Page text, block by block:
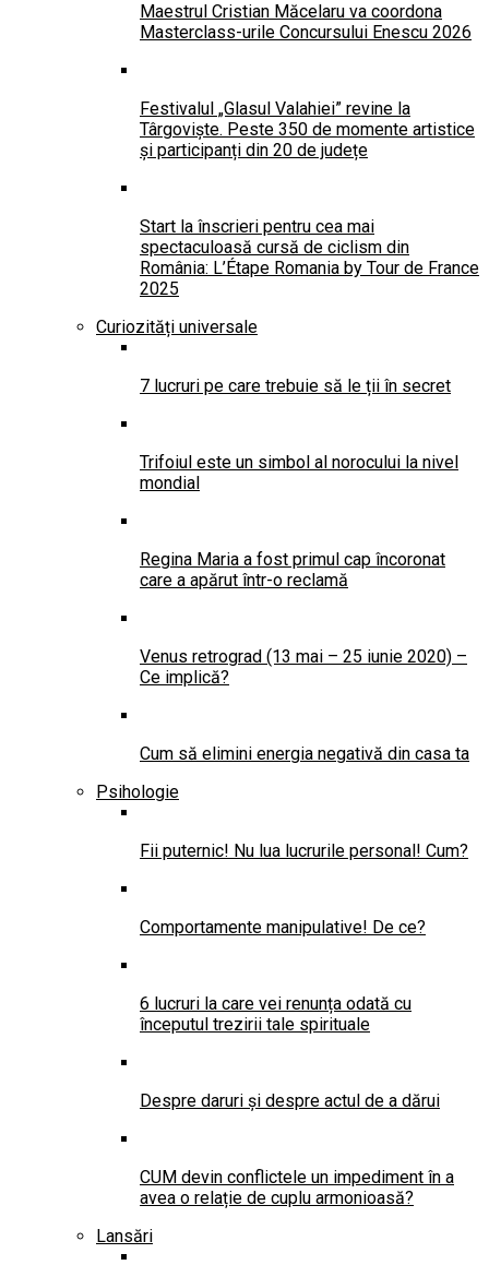
Maestrul Cristian Măcelaru va coordona
Masterclass-urile Concursului Enescu 2026
Festivalul „Glasul Valahiei” revine la
Târgoviște. Peste 350 de momente artistice
și participanți din 20 de județe
Start la înscrieri pentru cea mai
spectaculoasă cursă de ciclism din
România: L’Étape Romania by Tour de France
2025
Curiozități universale
7 lucruri pe care trebuie să le ții în secret
Trifoiul este un simbol al norocului la nivel
mondial
Regina Maria a fost primul cap încoronat
care a apărut într-o reclamă
Venus retrograd (13 mai – 25 iunie 2020) –
Ce implică?
Cum să elimini energia negativă din casa ta
Psihologie
Fii puternic! Nu lua lucrurile personal! Cum?
Comportamente manipulative! De ce?
6 lucruri la care vei renunța odată cu
începutul trezirii tale spirituale
Despre daruri și despre actul de a dărui
CUM devin conflictele un impediment în a
avea o relație de cuplu armonioasă?
Lansări